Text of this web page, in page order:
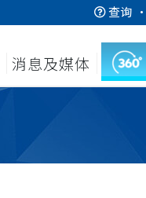
查询 ·
消息及媒体